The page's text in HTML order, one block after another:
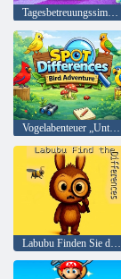
Tagesbetreuungssimulator
Vogelabenteuer „Unterschiede erkennen“.